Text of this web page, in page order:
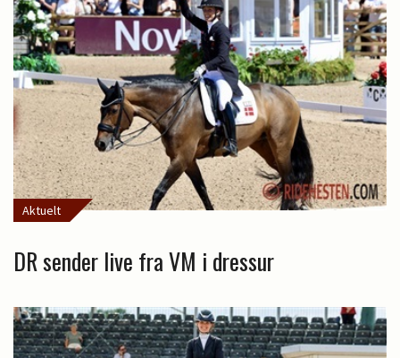
Aktuelt
DR sender live fra VM i dressur